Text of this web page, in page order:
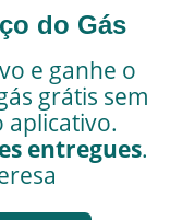
do Gás
e ganhe o
grátis sem
aplicativo.
entregues.